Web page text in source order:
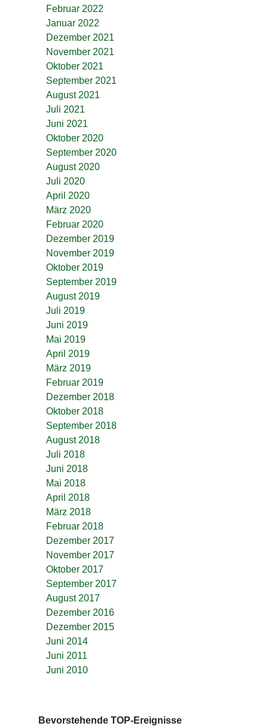
Februar 2022
Januar 2022
Dezember 2021
November 2021
Oktober 2021
September 2021
August 2021
Juli 2021
Juni 2021
Oktober 2020
September 2020
August 2020
Juli 2020
April 2020
März 2020
Februar 2020
Dezember 2019
November 2019
Oktober 2019
September 2019
August 2019
Juli 2019
Juni 2019
Mai 2019
April 2019
März 2019
Februar 2019
Dezember 2018
Oktober 2018
September 2018
August 2018
Juli 2018
Juni 2018
Mai 2018
April 2018
März 2018
Februar 2018
Dezember 2017
November 2017
Oktober 2017
September 2017
August 2017
Dezember 2016
Dezember 2015
Juni 2014
Juni 2011
Juni 2010
Bevorstehende TOP-Ereignisse